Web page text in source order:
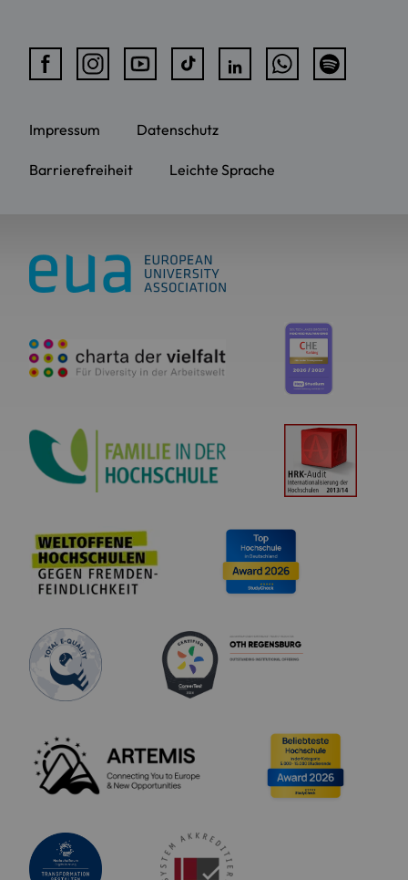
Impressum Datenschutz
Barrierefreiheit Leichte Sprache